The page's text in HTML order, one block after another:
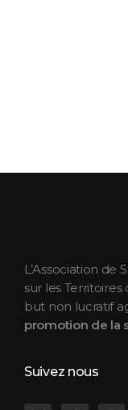
L’Association de
sur les
but non lucratif
promotion de la
Suivez nous